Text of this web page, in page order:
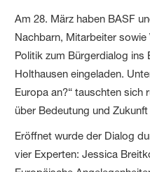
Am 28. März haben BASF
Nachbarn, Mitarbeiter
Politik zum Bürgerdialog
Holthausen eingeladen.
Europa an?“ tauschten sich
über Bedeutung und
Eröffnet wurde der Dialog
vier Experten: Jessica